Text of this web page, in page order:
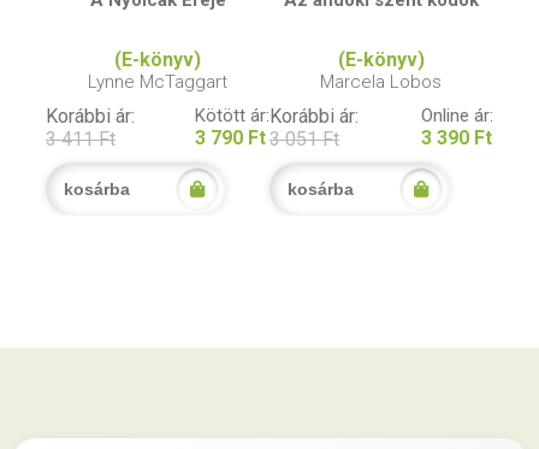
(E-könyv)
Lynne McTaggart
Korábbi ár:
3 411 Ft
Kötött ár:
3 790 Ft
kosárba
(E-könyv)
Marcela Lobos
Korábbi ár:
3 051 Ft
Online ár:
3 390 Ft
kosárba